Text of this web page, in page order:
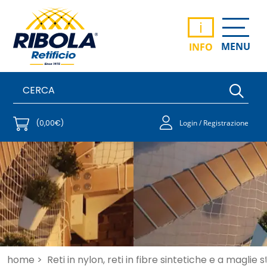
i
INFO MENU
(0,00€) Login / Registrazione
home > Reti in nylon, reti in fibre sintetiche e a maglie